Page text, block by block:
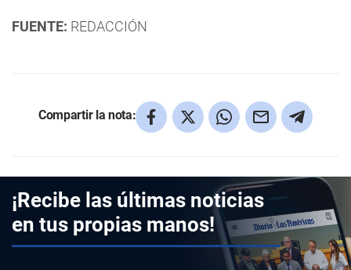
FUENTE: REDACCIÓN
Compartir la nota:
¡Recibe las últimas noticias
en tus propias manos!